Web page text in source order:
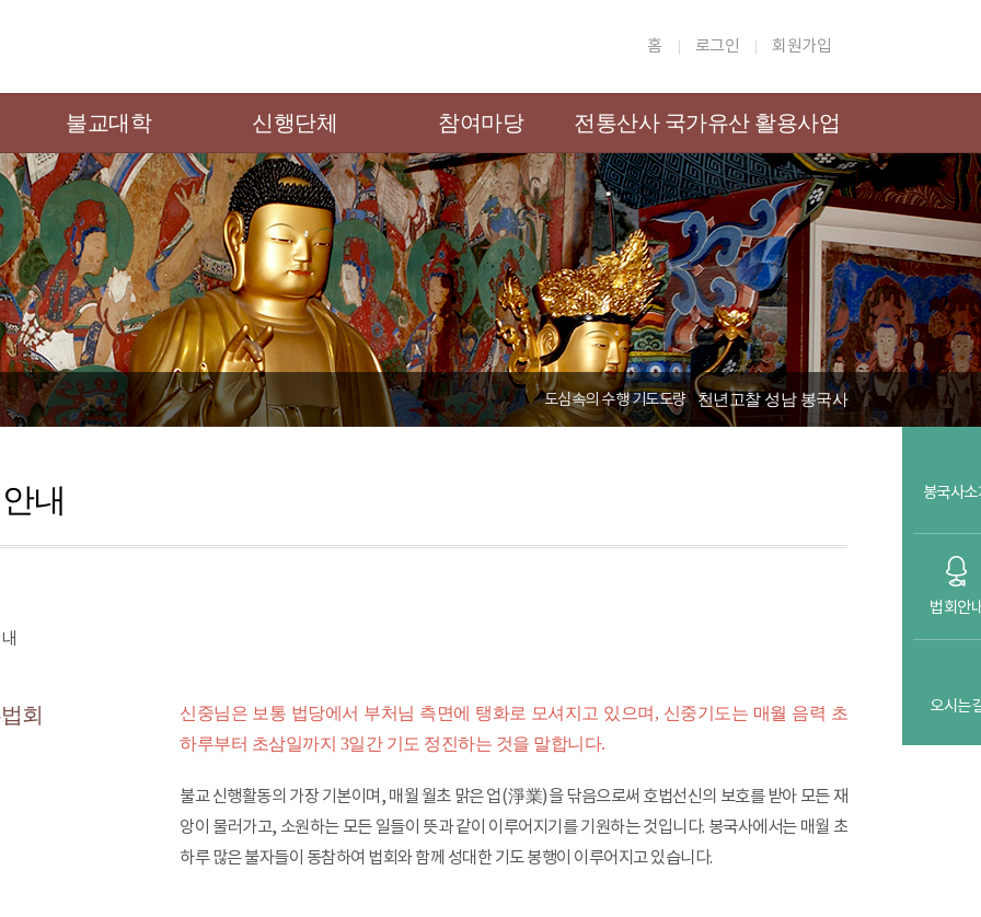
홈 로그인 회원가입
봉국사소
법회안
오시는
불교대학 신행단체 참여마당 전통산사 국가유산 활용사업
도심속의 수행 기도도량 천년고찰 성남 봉국사
내
회
신중님은 보통 법당에서 부처님 측면에 탱화로 모셔지고 있으며, 신중기도는 매월 음력 초
하루부터 초삼일까지 3일간 기도 정진하는 것을 말합니다.
불교 신행활동의 가장 기본이며, 매월 월초 맑은 업(淨業)을 닦음으로써 호법선신의 보호를 받아 모든 재
앙이 물러가고, 소원하는 모든 일들이 뜻과 같이 이루어지기를 기원하는 것입니다. 봉국사에서는 매월 초
하루 많은 불자들이 동참하여 법회와 함께 성대한 기도 봉행이 이루어지고 있습니다.